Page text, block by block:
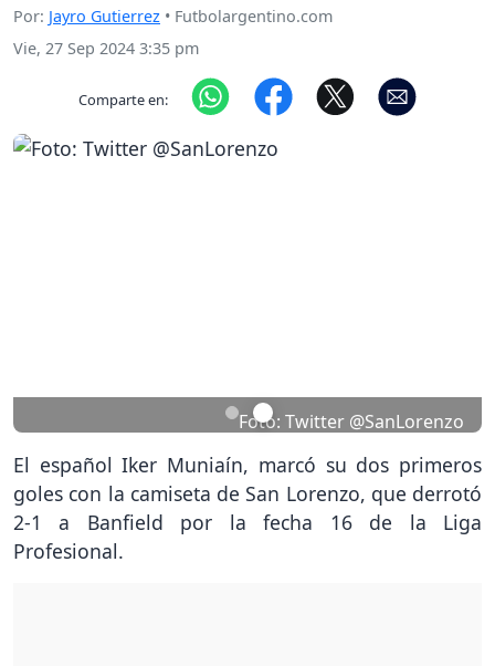
Por: Jayro Gutierrez • Futbolargentino.com
Vie, 27 Sep 2024 3:35 pm
Comparte en:
Foto: Twitter @SanLorenzo
El español Iker Muniaín, marcó su dos primeros
goles con la camiseta de San Lorenzo, que derrotó
2-1 a Banfield por la fecha 16 de la Liga
Profesional.